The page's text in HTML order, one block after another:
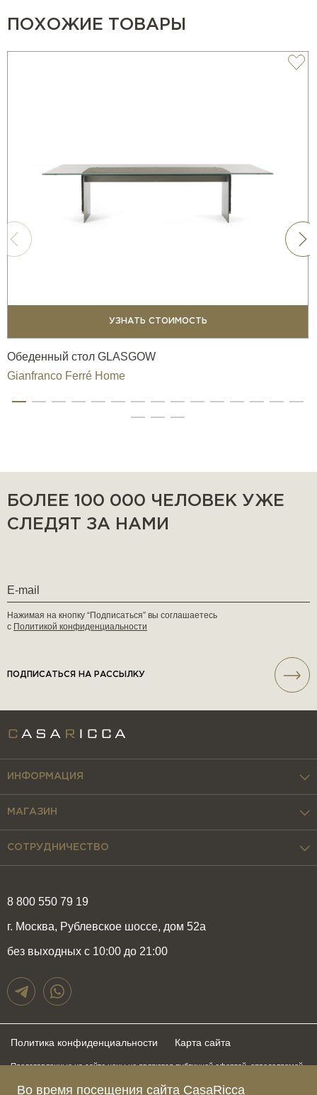
ПОХОЖИЕ ТОВАРЫ
УЗНАТЬ СТОИМОСТЬ
Обеденный стол GLASGOW
Gianfranco Ferré Home
Во время посещения сайта CasaRicca
БОЛЕЕ 100 000 ЧЕЛОВЕК УЖЕ
СЛЕДЯТ ЗА НАМИ
Нажимая на кнопку “Подписаться” вы соглашаетесь
с Политикой конфиденциальности
ПОДПИСАТЬСЯ НА РАССЫЛКУ
8 800 550 79 19
г. Москва, Рублевское шоссе, дом 52а
без выходных с 10:00 до 21:00
ИНФОРМАЦИЯ
МАГАЗИН
СОТРУДНИЧЕСТВО
Политика конфиденциальности Карта сайта
Представленные на сайте цены не являются публичной офертой, определяемой
быть изменены в любое время без предупреждения. Для получения актуальной и